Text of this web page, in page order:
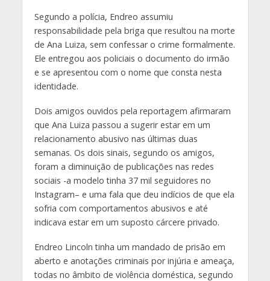
Segundo a polícia, Endreo assumiu
responsabilidade pela briga que resultou na morte
de Ana Luiza, sem confessar o crime formalmente.
Ele entregou aos policiais o documento do irmão
e se apresentou com o nome que consta nesta
identidade.
Dois amigos ouvidos pela reportagem afirmaram
que Ana Luiza passou a sugerir estar em um
relacionamento abusivo nas últimas duas
semanas. Os dois sinais, segundo os amigos,
foram a diminuição de publicações nas redes
sociais -a modelo tinha 37 mil seguidores no
Instagram– e uma fala que deu indícios de que ela
sofria com comportamentos abusivos e até
indicava estar em um suposto cárcere privado.
Endreo Lincoln tinha um mandado de prisão em
aberto e anotações criminais por injúria e ameaça,
todas no âmbito de violência doméstica, segundo